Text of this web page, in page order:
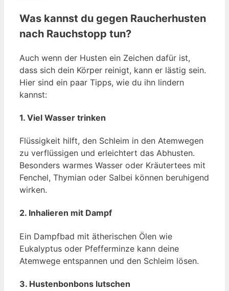
Was kannst du gegen Raucherhusten
nach Rauchstopp tun?
Auch wenn der Husten ein Zeichen dafür ist,
dass sich dein Körper reinigt, kann er lästig sein.
Hier sind ein paar Tipps, wie du ihn lindern
kannst:
1. Viel Wasser trinken
Flüssigkeit hilft, den Schleim in den Atemwegen
zu verflüssigen und erleichtert das Abhusten.
Besonders warmes Wasser oder Kräutertees mit
Fenchel, Thymian oder Salbei können beruhigend
wirken.
2. Inhalieren mit Dampf
Ein Dampfbad mit ätherischen Ölen wie
Eukalyptus oder Pfefferminze kann deine
Atemwege entspannen und den Schleim lösen.
3. Hustenbonbons lutschen